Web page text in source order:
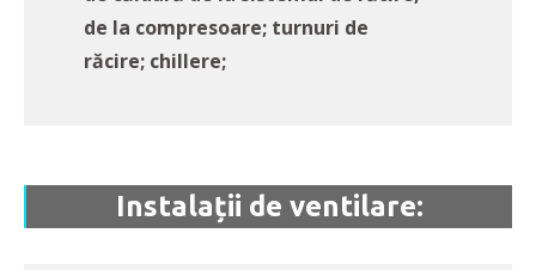
de la compresoare; turnuri de
răcire; chillere;
Instalații de ventilare: